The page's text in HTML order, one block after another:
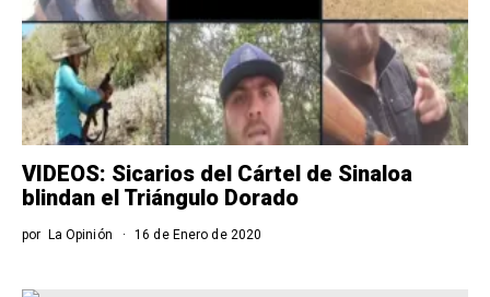
VIDEOS: Sicarios del Cártel de Sinaloa
blindan el Triángulo Dorado
por La Opinión 16 de Enero de 2020